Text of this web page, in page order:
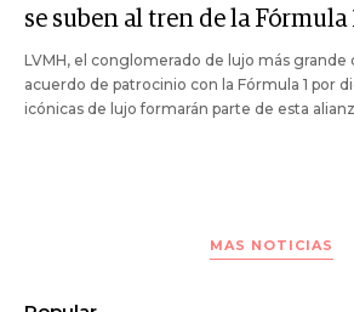
se suben al tren de la Fórmula
LVMH, el conglomerado de lujo más
acuerdo de patrocinio con la Fórmula 1 por
icónicas de lujo formarán parte de esta
MAS NOTICIAS